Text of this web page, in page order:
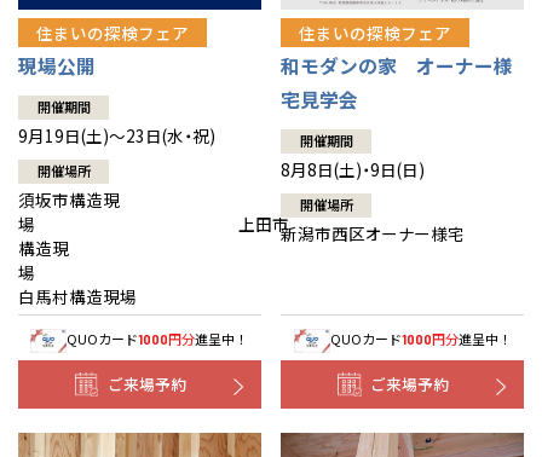
住まいの探検フェア
現場公開
開催期間
9月19日(土)～23日(水・祝)
開催場所
須坂市構造現
場 上田市
構造現
場
白馬村構造現場
QUOカード1000円分進呈中！
ご来場予約
住まいの探検フェア
和モダンの家 オーナー様
宅見学会
開催期間
8月8日(土)・9日(日)
開催場所
新潟市西区オーナー様宅
QUOカード1000円分進呈中！
ご来場予約